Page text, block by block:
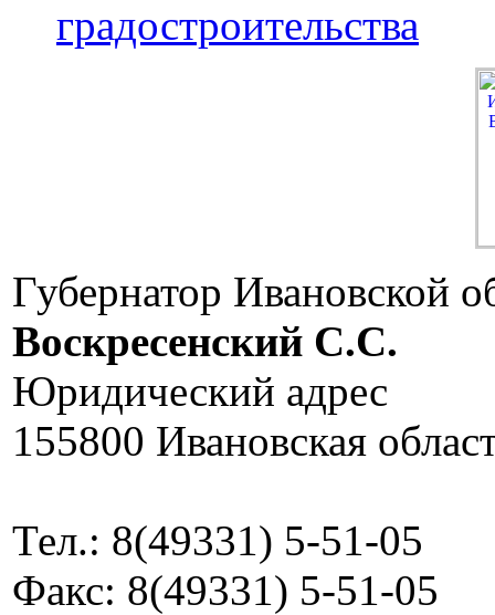
градостроительства
Губернатор Ивановской
Воскресенский C.C.
Юридический адрес
155800 Ивановская
Тел.: 8(49331) 5-51-05
Факс: 8(49331) 5-51-05